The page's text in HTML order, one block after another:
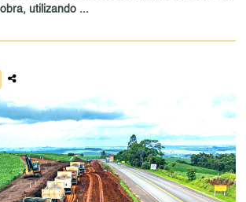
utilizando ...